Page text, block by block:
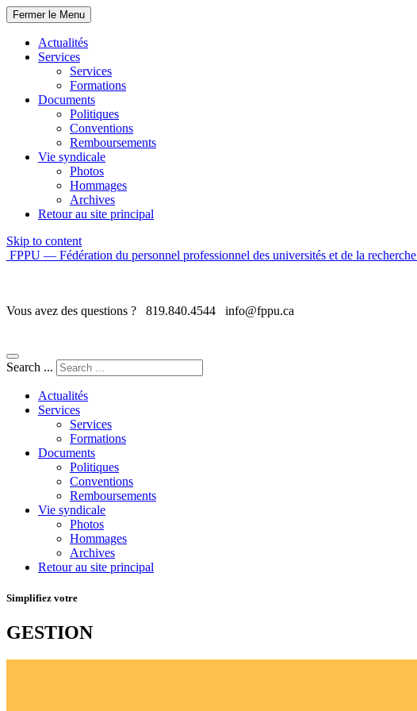
Fermer le Menu
Actualités
Services
Services
Formations
Documents
Politiques
Conventions
Remboursements
Vie syndicale
Photos
Hommages
Archives
Retour au site principal
Skip to content
FPPU — Fédération du personnel professionnel des universités et de la recherche
Vous avez des questions ? 819.840.4544 info@fppu.ca
Search ...
Actualités
Services
Services
Formations
Documents
Politiques
Conventions
Remboursements
Vie syndicale
Photos
Hommages
Archives
Retour au site principal
Simplifiez votre
GESTION